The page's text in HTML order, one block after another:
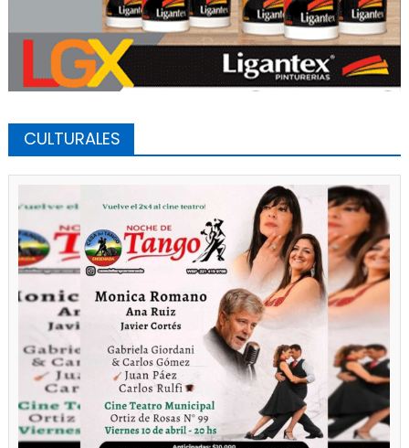
CULTURALES